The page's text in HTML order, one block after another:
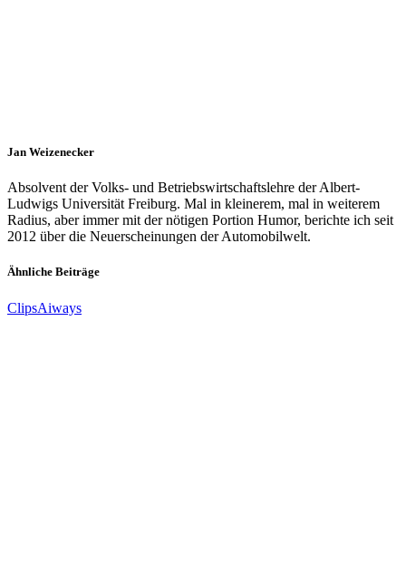
Jan Weizenecker
Absolvent der Volks- und Betriebswirtschaftslehre der Albert-
Ludwigs Universität Freiburg. Mal in kleinerem, mal in weiterem
Radius, aber immer mit der nötigen Portion Humor, berichte ich seit
2012 über die Neuerscheinungen der Automobilwelt.
Ähnliche Beiträge
ClipsAiways